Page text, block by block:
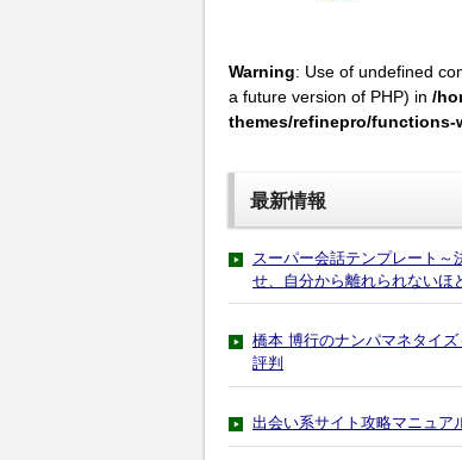
Warning: Use of undefined
a future version of PHP) in /
themes/refinepro/functions-
最新情報
スーパー会話テンプレート
せ、自分から離れられない
橋本 博行のナンパマネタイ
評判
出会い系サイト攻略マニュ